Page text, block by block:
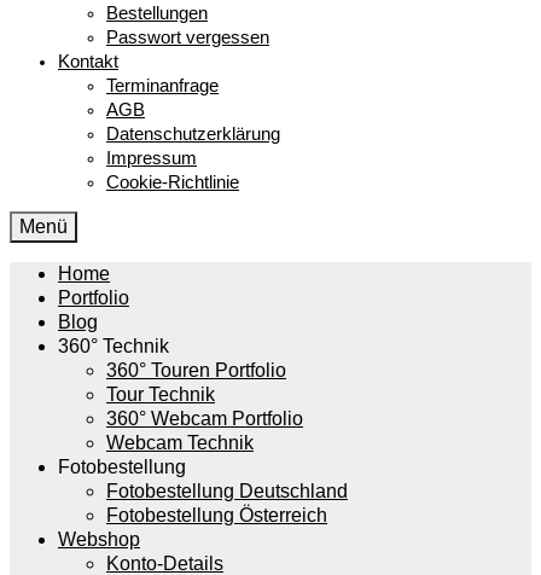
Bestellungen
Passwort vergessen
Kontakt
Terminanfrage
AGB
Datenschutzerklärung
Impressum
Cookie-Richtlinie
Menü
Home
Portfolio
Blog
360° Technik
360° Touren Portfolio
Tour Technik
360° Webcam Portfolio
Webcam Technik
Fotobestellung
Fotobestellung Deutschland
Fotobestellung Österreich
Webshop
Konto-Details